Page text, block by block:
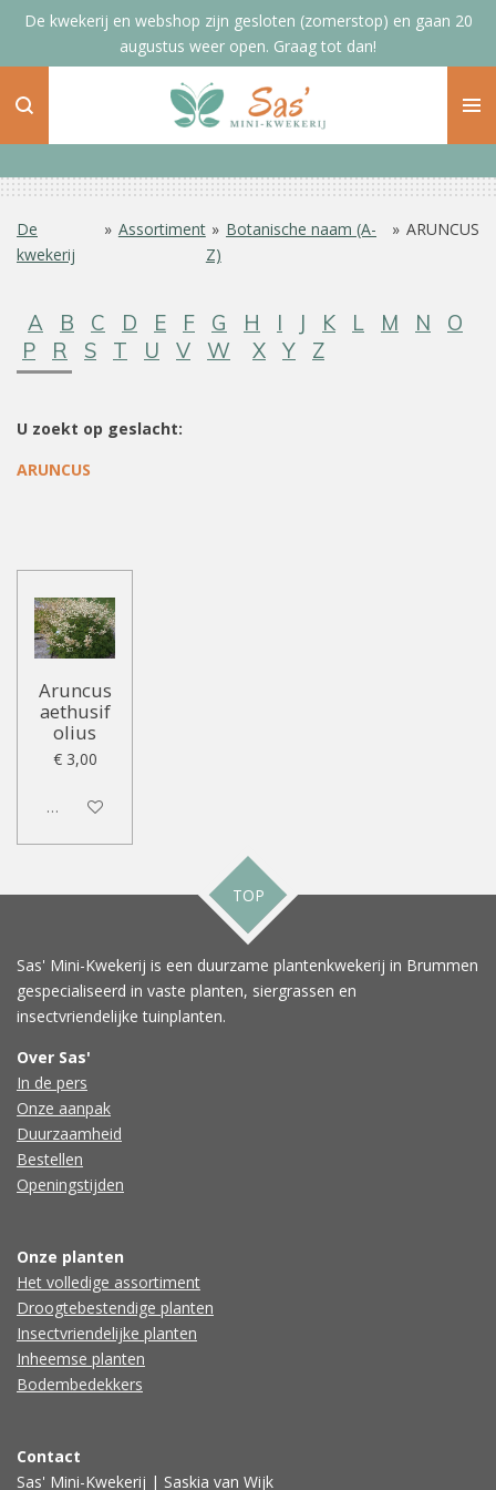
Ga
de
De kwekerij en webshop zijn gesloten (zomerstop) en gaan 20
augustus weer open. Graag tot dan!
De
kwekerij
» Assortiment » Botanische naam (A-
Z)
» ARUNCUS
A B C D E F G H I J K L M N
O
P
R S T U V W X Y Z
U zoekt op geslacht:
ARUNCUS
Aruncus
aethusif
olius
€ 3,00
Uitgeschakeld
TOP
Sas' Mini-Kwekerij is een duurzame plantenkwekerij in Brummen
gespecialiseerd in vaste planten, siergrassen en
insectvriendelijke tuinplanten.
Over Sas'
In de pers
Onze aanpak
Duurzaamheid
Bestellen
Openingstijden
Onze planten
Het volledige assortiment
Droogtebestendige planten
Insectvriendelijke planten
Inheemse planten
Bodembedekkers
Contact
Sas' Mini-Kwekerij | Saskia van Wijk